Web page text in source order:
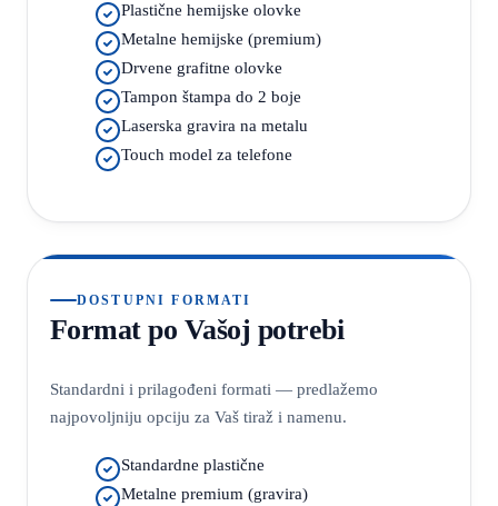
Plastične hemijske olovke
Metalne hemijske (premium)
Drvene grafitne olovke
Tampon štampa do 2 boje
Laserska gravira na metalu
Touch model za telefone
DOSTUPNI FORMATI
Format po Vašoj potrebi
Standardni i prilagođeni formati — predlažemo
najpovoljniju opciju za Vaš tiraž i namenu.
Standardne plastične
Metalne premium (gravira)